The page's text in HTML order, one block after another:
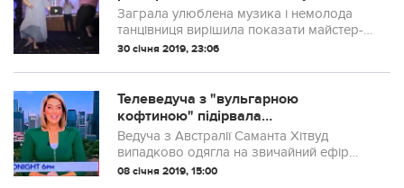
жодного присутнього чоловіка!
(відео)
Заграла улюблена музика і немолода
танцівниця вирішила показати майстер-
клас.
30 січня 2019, 23:06
Телеведуча з "вульгарною
кофтиною" підірвала
мережу.ФОТОФАКТ
Ведуча з Австралії Саманта Хітвуд
випадково одягла на звичайний ефір
місцевих новин вбрання, яке змусило
08 січня 2019, 15:00